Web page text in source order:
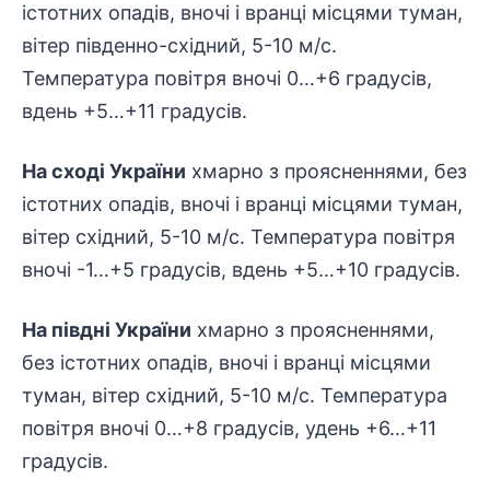
істотних опадів, вночі і вранці місцями туман,
вітер південно-східний, 5-10 м/с.
Температура повітря вночі 0…+6 градусів,
вдень +5…+11 градусів.
На сході України хмарно з проясненнями, без
істотних опадів, вночі і вранці місцями туман,
вітер східний, 5-10 м/с. Температура повітря
вночі -1…+5 градусів, вдень +5…+10 градусів.
На півдні України хмарно з проясненнями,
без істотних опадів, вночі і вранці місцями
туман, вітер східний, 5-10 м/с. Температура
повітря вночі 0…+8 градусів, удень +6…+11
градусів.